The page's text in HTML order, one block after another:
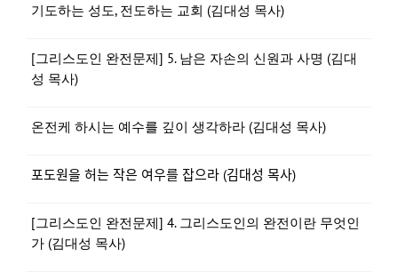
기도하는 성도, 전도하는 교회 (김대성 목사)
[그리스도인 완전문제] 5. 남은 자손의 신원과 사명 (김대
성 목사)
온전케 하시는 예수를 깊이 생각하라 (김대성 목사)
포도원을 허는 작은 여우를 잡으라 (김대성 목사)
[그리스도인 완전문제] 4. 그리스도인의 완전이란 무엇인
가 (김대성 목사)